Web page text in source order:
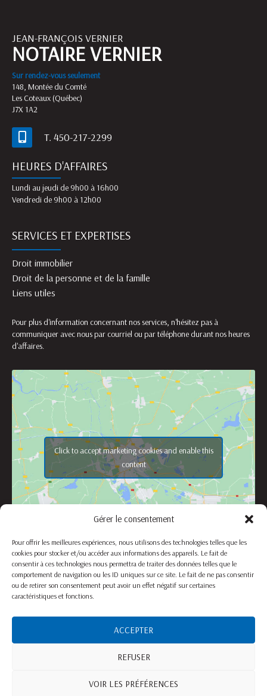
Gérer le consentement
Pour offrir les meilleures expériences, nous utilisons des technologies telles que les
cookies pour stocker et/ou accéder aux informations des appareils. Le fait de
consentir à ces technologies nous permettra de traiter des données telles que le
comportement de navigation ou les ID uniques sur ce site. Le fait de ne pas consentir
ou de retirer son consentement peut avoir un effet négatif sur certaines
caractéristiques et fonctions.
ACCEPTER
REFUSER
VOIR LES PRÉFÉRENCES
JEAN-FRANÇOIS VERNIER
NOTAIRE VERNIER
Sur rendez-vous seulement
148, Montée du Comté
Les Coteaux (Québec)
J7X 1A2
T. 450-217-2299
HEURES D'AFFAIRES
Lundi au jeudi de 9h00 à 16h00
Vendredi de 9h00 à 12h00
SERVICES ET EXPERTISES
Droit immobilier
Droit de la personne et de la famille
Liens utiles
Pour plus d'information concernant nos services, n'hésitez pas à
communiquer avec nous par courriel ou par téléphone durant nos heures
d'affaires.
Click to accept marketing cookies and enable this
content
Office du Commerce Canadien
Politique de cookies